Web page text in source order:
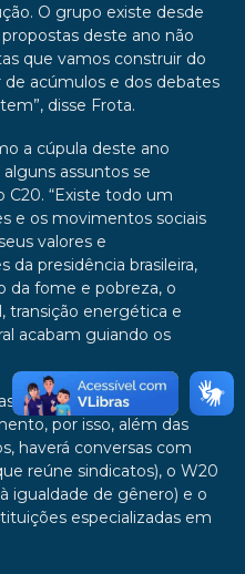
O grupo existe desde
deste ano não
que vamos construir do
de acúmulos e dos debates
disse Frota.
a cúpula deste ano
assuntos se
C20. “Existe todo um
e os movimentos sociais
valores e
da presidência brasileira,
da fome e pobreza, o
transição energética e
acabam guiando os
são de interesses de
por isso, além das
haverá conversas com
reúne sindicatos), o W20
igualdade de gênero) e o
especializadas em